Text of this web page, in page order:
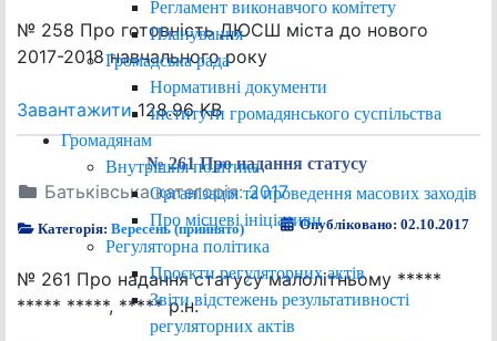
Регламент виконавчого комітету
Планування
Громадська рада
Нормативні документи
Інститути громадянського суспільства
Громадянам
Внутрішня політика
Організація та проведення масових заходів
Про місцеві ініціативи
Регуляторна політика
Проєкти регуляторних актів
Звіти відстежень результативності
регуляторних актів
№ 258 Про готовність ДЮСШ міста до нового
2017-2018 навчального року
Завантажити128.96 KB
№ 261 Про надання статусу
Батьківська категорія:2017
Категорія:Вересень (прийнято) Опубліковано: 02.10.2017
№ 261 Про надання статусу малолітньому *****
***** *****, ***** р.н.